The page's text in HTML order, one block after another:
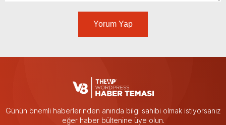
Yorum Yap
Günün önemli haberlerinden anında bilgi sahibi olmak istiyorsanız
eğer haber bültenine üye olun.